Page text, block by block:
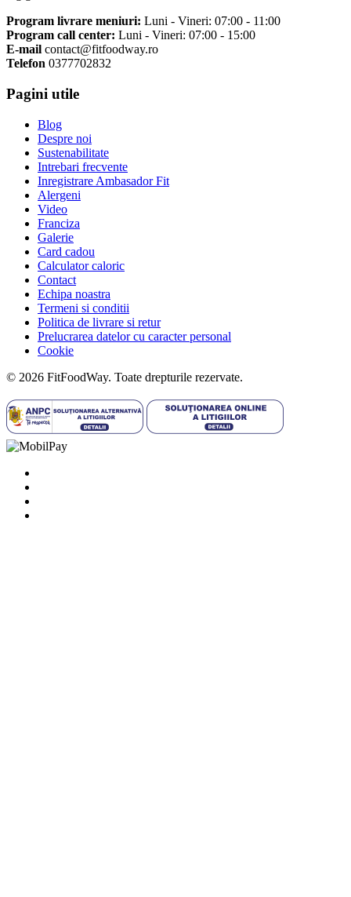
Program livrare meniuri: Luni - Vineri: 07:00 - 11:00
Program call center: Luni - Vineri: 07:00 - 15:00
E-mail contact@fitfoodway.ro
Telefon 0377702832
Pagini utile
Blog
Despre noi
Sustenabilitate
Intrebari frecvente
Inregistrare Ambasador Fit
Alergeni
Video
Franciza
Galerie
Card cadou
Calculator caloric
Contact
Echipa noastra
Termeni si conditii
Politica de livrare si retur
Prelucrarea datelor cu caracter personal
Cookie
© 2026 FitFoodWay. Toate drepturile rezervate.